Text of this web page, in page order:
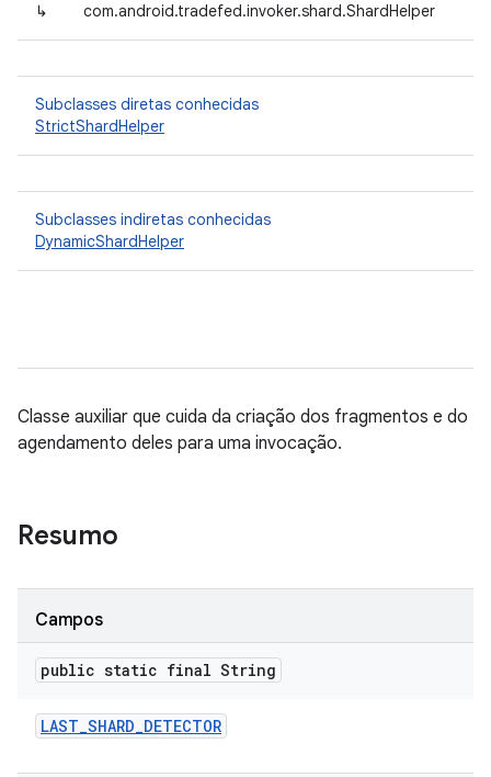
↳ com.android.tradefed.invoker.shard.ShardHelper
Subclasses diretas conhecidas
StrictShardHelper
Subclasses indiretas conhecidas
DynamicShardHelper
Classe auxiliar que cuida da criação dos fragmentos e do
agendamento deles para uma invocação.
Resumo
Campos
public static final String
LAST_SHARD_DETECTOR